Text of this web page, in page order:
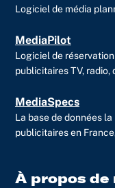
Logiciel de média
MediaPilot
Logiciel de
publicitaires TV, radio,
MediaSpecs
La base de données
publicitaires en
À propos de